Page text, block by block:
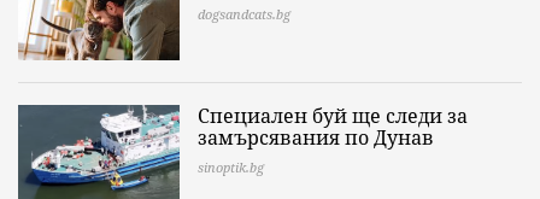
dogsandcats.bg
Специален буй ще следи за
замърсявания по Дунав
sinoptik.bg